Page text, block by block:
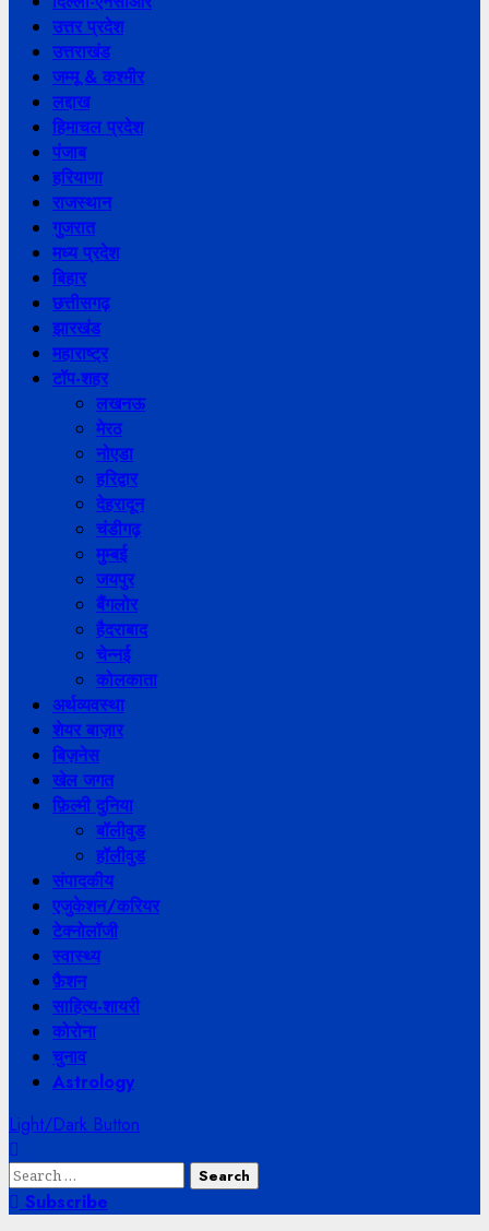
उत्तर प्रदेश
उत्तराखंड
जम्मू & कश्मीर
लद्दाख
हिमाचल प्रदेश
पंजाब
हरियाणा
राजस्थान
गुजरात
मध्य प्रदेश
बिहार
छत्तीसगढ़
झारखंड
महाराष्ट्र
टॉप-शहर
लखनऊ
मेरठ
नोएडा
हरिद्वार
देहरादून
चंडीगढ़
मुम्बई
जयपुर
बैंगलोर
हैदराबाद
चेन्नई
कोलकाता
अर्थव्यवस्था
शेयर बाज़ार
बिज़नेस
खेल जगत
फ़िल्मी दुनिया
बॉलीवुड
हॉलीवुड
संपादकीय
एजुकेशन/करियर
टेक्नोलॉजी
स्वास्थ्य
फ़ैशन
साहित्य-शायरी
कोरोना
चुनाव
Astrology
Light/Dark Button
Search
for:Subscribe